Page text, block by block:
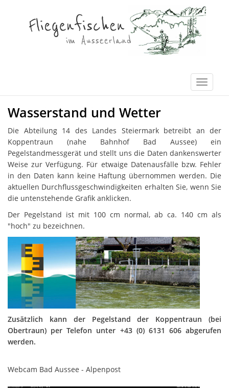
Wasserstand und Wetter
Die Abteilung 14 des Landes Steiermark betreibt an der
Koppentraun (nahe Bahnhof Bad Aussee) ein
Pegelstandmessgerät und stellt uns die Daten dankenswerter
Weise zur Verfügung. Für etwaige Datenausfälle bzw. Fehler
in den Daten kann keine Haftung übernommen werden. Die
aktuellen Durchflussgeschwindigkeiten erhalten Sie, wenn Sie
die untenstehende Grafik anklicken.
Der Pegelstand ist mit 100 cm normal, ab ca. 140 cm als
"hoch" zu bezeichnen.
Zusätzlich kann der Pegelstand der Koppentraun (bei
Obertraun) per Telefon unter +43 (0) 6131 606 abgerufen
werden.
Webcam Bad Aussee - Alpenpost